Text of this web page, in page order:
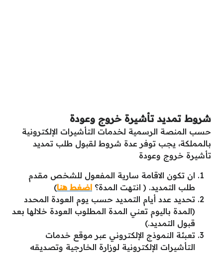
شروط تمديد تأشيرة خروج وعودة
حسب المنصة الرسمية لخدمات التأشيرات الإلكترونية
بالمملكة، يجب توفر عدة شروط لقبول طلب تمديد
تأشيرة خروج وعودة
ان تكون الاقامة سارية المفعول للشخص مقدم
طلب التمديد. ( انتهت المدة؟ اضغط هنا)
تحديد عدد أيام التمديد حسب يوم العودة المحدد
(المدة باليوم تعني المدة المطلوب العودة خلالها بعد
قبول التمديد.)
تعبئة النموذج الإلكتروني عبر موقع خدمات
التأشيرات الإلكترونية لوزارة الخارجية وتصديقه